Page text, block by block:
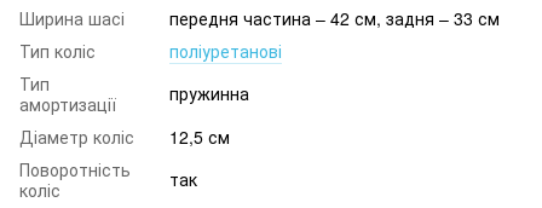
Ширина шасі
передня частина – 42 см, задня – 33 см
Тип коліс
поліуретанові
Тип
амортизації
пружинна
Діаметр коліс
12,5 см
Поворотність
коліс
так